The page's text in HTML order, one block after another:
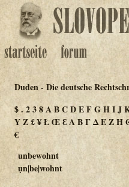
Duden - Die deutsche
$.238ABCDEFGHIJ
YZ£¥ŁŒƐΑΒΓΔΕΖΗ
€
unbewohnt
ụn|be|wohnt